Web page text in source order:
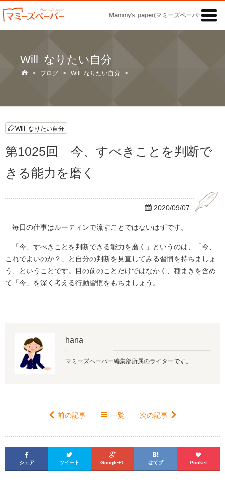
Mammy's paper(マミーズペーパー)の「記

Will なりたい自分
 > ブログ > Will なりたい自分 >
Will なりたい自分
第1025回 今、すべきことを判断で
きる能力を磨く
 2020/09/07
毎日の仕事はルーティンで流すことではないはずです。
「今、すべきことを判断できる能力を磨く」というのは、「今、
これでよいのか？」と自分の判断を見直してみる習慣を持ちましょ
う、ということです。目の前のことだけではなかく、種まきを含め
て「今」を深く考える行動習慣をもちましょう。
hana
マミーズペーパー編集部所属のライターです。
 前の記事  一覧 次の記事 

シェア

ツイート

Google+1

はてブ

Pocket